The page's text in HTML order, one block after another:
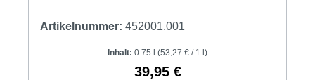
Artikelnummer: 452001.001
Inhalt: 0.75 l (53,27 € / 1 l)
Regulärer Preis:
39,95 €